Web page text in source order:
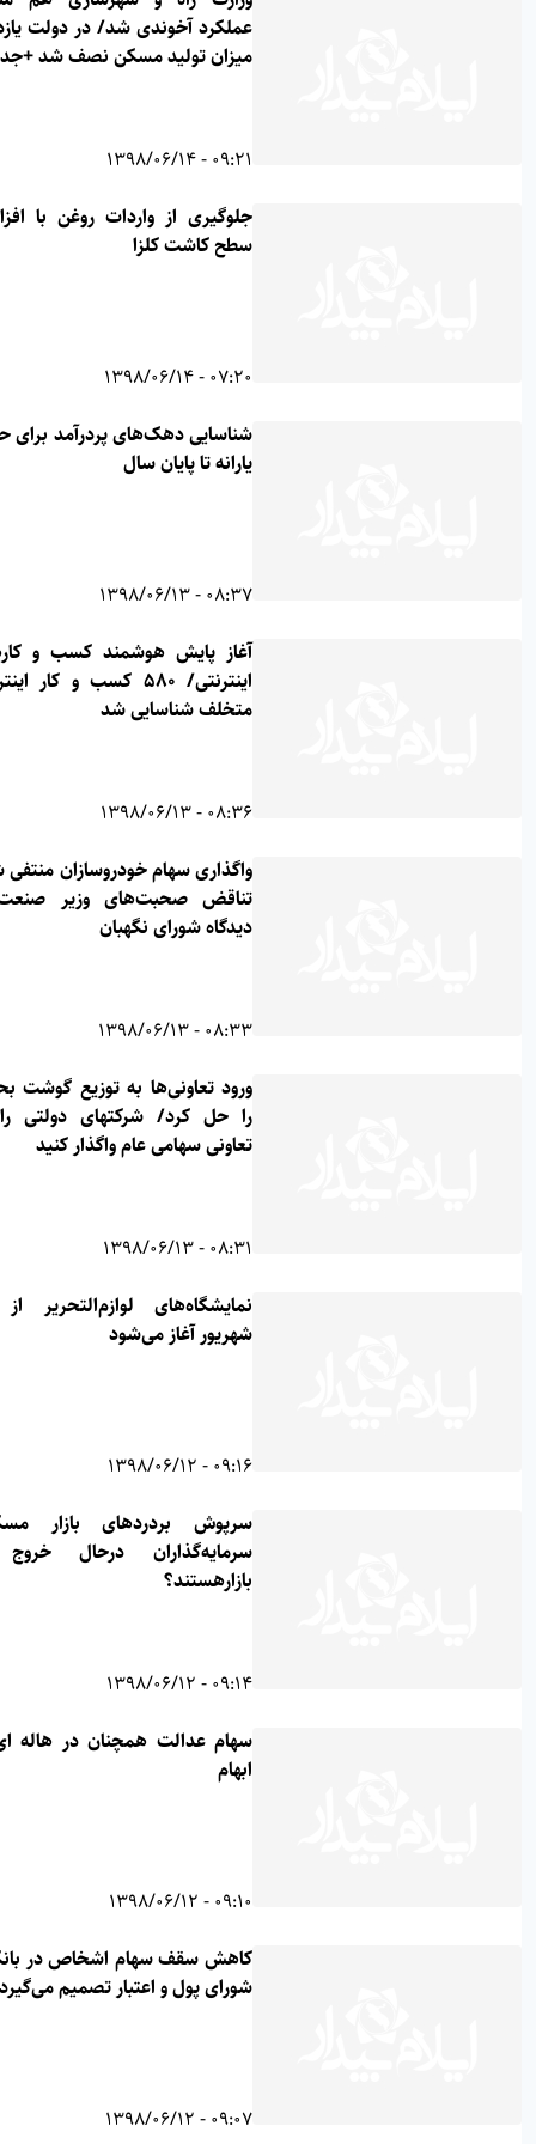
عملکرد آخوندی شد/ در دولت یازدهم
میزان تولید مسکن نصف شد +جدول
جلوگیری از واردات روغن با افزایش
سطح کاشت کلزا
شناسایی دهک‌های پردرآمد برای حذف
یارانه تا پایان سال
08:37 - 1398/06/13
آغاز پایش هوشمند کسب و کارهای
اینترنتی/ 580 کسب و کار اینترنتی
متخلف شناسایی شد
08:36 - 1398/06/13
واگذاری سهام خودروسازان منتفی شد/
تناقض صحبت‌های وزیر صنعت با
دیدگاه شورای نگهبان
08:33 - 1398/06/13
ورود تعاونی‌ها به توزیع گوشت بحران
را حل کرد/ شرکتهای دولتی را به
تعاونی سهامی عام واگذار کنید
نمایشگاه‌های لوازم‌التحریر از ۱۵
شهریور آغاز می‌شود
سرپوش بردردهای بازار مسکن/
سرمایه‌گذاران درحال خروج از
بازارهستند؟
سهام عدالت همچنان در هاله ای از
کاهش سقف سهام اشخاص در بانکها/
شورای پول و اعتبار تصمیم می‌گیرد